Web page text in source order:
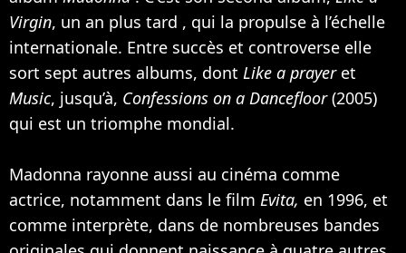
Virgin, un an plus tard , qui la propulse à l’échelle
internationale. Entre succès et controverse elle
sort sept autres albums, dont Like a prayer et
Music, jusqu’à, Confessions on a Dancefloor(2005)
qui est un triomphe mondial.
Madonna rayonne aussi au cinéma comme
actrice, notamment dans le film Evita, en 1996, et
comme interprète, dans de nombreuses bandes